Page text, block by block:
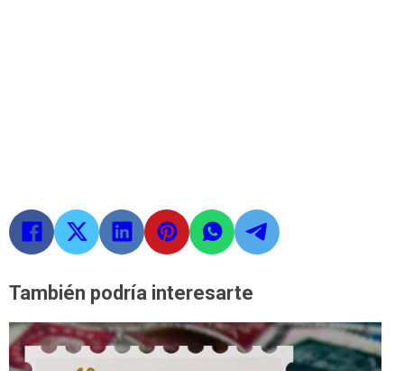
También podría interesarte